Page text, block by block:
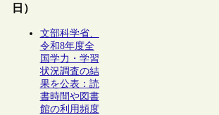
日）
文部科学省、
令和8年度全
国学力・学習
状況調査の結
果を公表：読
書時間や図書
館の利用頻度